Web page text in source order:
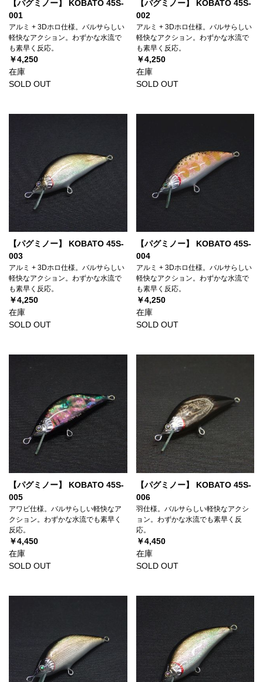
【パグミノー】 KOBATO 45S-
001
アルミ + 3Dホロ仕様。バルサらしい
軽快なアクション。わずかな水流で
も素早く反応。
￥4,250
在庫
SOLD OUT
【パグミノー】 KOBATO 45S-
002
アルミ + 3Dホロ仕様。バルサらしい
軽快なアクション。わずかな水流で
も素早く反応。
￥4,250
在庫
SOLD OUT
【パグミノー】 KOBATO 45S-
003
アルミ + 3Dホロ仕様。バルサらしい
軽快なアクション。わずかな水流で
も素早く反応。
￥4,250
在庫
SOLD OUT
【パグミノー】 KOBATO 45S-
004
アルミ + 3Dホロ仕様。バルサらしい
軽快なアクション。わずかな水流で
も素早く反応。
￥4,250
在庫
SOLD OUT
【パグミノー】 KOBATO 45S-
005
アワビ仕様。バルサらしい軽快なア
クション。わずかな水流でも素早く
反応。
￥4,450
在庫
SOLD OUT
【パグミノー】 KOBATO 45S-
006
羽仕様。バルサらしい軽快なアクシ
ョン。わずかな水流でも素早く反
応。
￥4,450
在庫
SOLD OUT